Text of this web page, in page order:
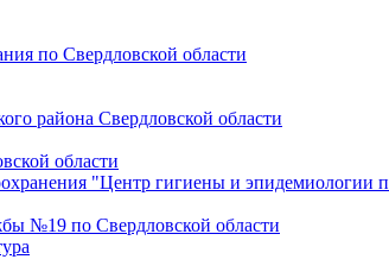
по Свердловской области
района Свердловской области
области
"Центр гигиены и эпидемиологии
№19 по Свердловской области